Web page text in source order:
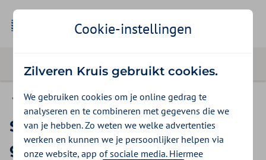
Zilveren Kruis Selectieve polissen
Selectieve polis en niet-
geselecteerd ziekenhuis
Cookie-instellingen
Zilveren Kruis gebruikt cookies.
We gebruiken cookies om je online gedrag te
analyseren en te combineren met gegevens die we
van je hebben. Zo weten we welke advertenties
werken en kunnen we je persoonlijker helpen via
onze website, app of sociale media. Hiermee